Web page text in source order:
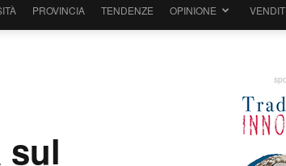
PROVINCIA TENDENZE OPINIONE
sul